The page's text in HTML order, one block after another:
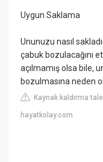
Uygun Saklama
Ununuzu nasıl
çabuk bozulacağını
açılmamış olsa bile,
bozulmasına neden
Kaynak kaldırma
hayatkolay.com